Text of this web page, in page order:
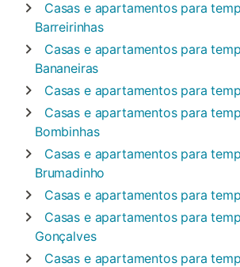
Casas e apartamentos para
Barreirinhas
Casas e apartamentos para
Bananeiras
Casas e apartamentos para
Casas e apartamentos para
Bombinhas
Casas e apartamentos para
Brumadinho
Casas e apartamentos para
Casas e apartamentos para
Gonçalves
Casas e apartamentos para